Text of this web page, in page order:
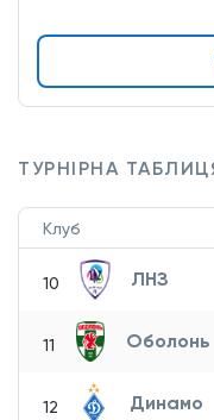
ТУРНІРНА
Клуб
10 ЛНЗ
11 Оболонь
12 Динамо